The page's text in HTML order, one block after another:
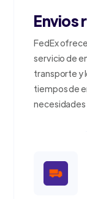
Envios
FedEx
servicio de
transporte y
tiempos de
necesidades